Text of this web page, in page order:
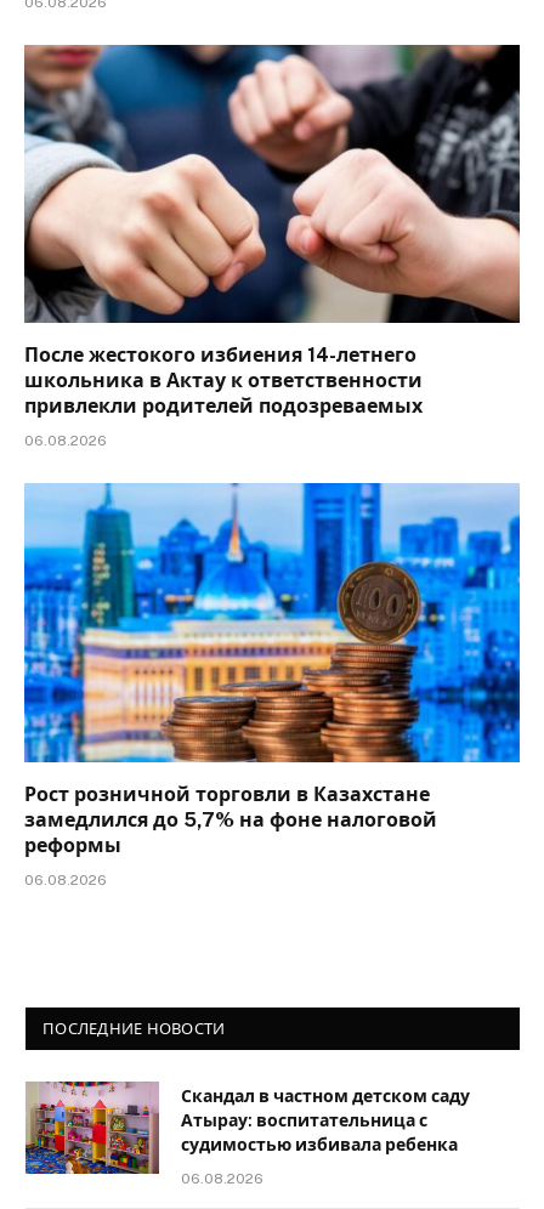
После жестокого избиения 14-летнего
школьника в Актау к ответственности
привлекли родителей подозреваемых
06.08.2026
Рост розничной торговли в Казахстане
замедлился до 5,7% на фоне налоговой
реформы
06.08.2026
ПОСЛЕДНИЕ НОВОСТИ
Скандал в частном детском саду
Атырау: воспитательница с
судимостью избивала ребенка
06.08.2026